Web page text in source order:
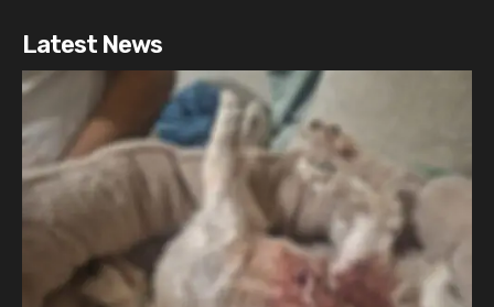
Latest News